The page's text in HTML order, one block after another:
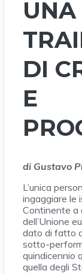
UNA
DI
E
di Gustavo
L’unica
ingaggiare le
Continente a
dell’Unione
dato di fatto
sotto-
quindicennio
quella degli